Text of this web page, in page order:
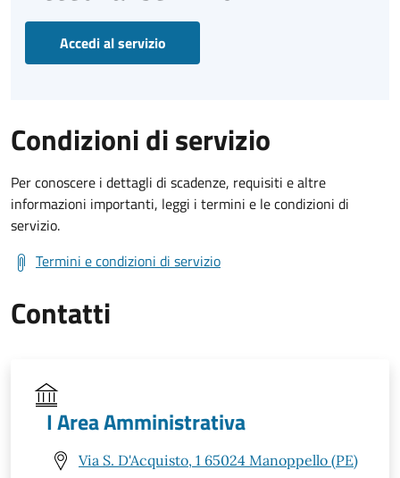
Accedi al servizio
Condizioni di servizio
Per conoscere i dettagli di scadenze, requisiti e altre
informazioni importanti, leggi i termini e le condizioni di
servizio.
Termini e condizioni di servizio
Contatti
I Area Amministrativa
Via S. D'Acquisto, 1 65024 Manoppello (PE)